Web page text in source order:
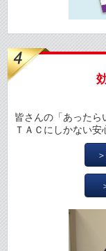
皆さんの「あったら
ＴＡＣにしかない安